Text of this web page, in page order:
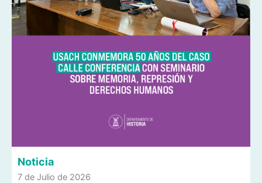
Noticia
7 de Julio de 2026